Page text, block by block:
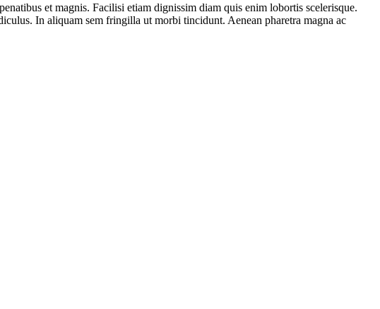
et magnis. Facilisi etiam dignissim diam quis enim lobortis scelerisque.
In aliquam sem fringilla ut morbi tincidunt. Aenean pharetra magna ac